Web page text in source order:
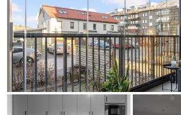
ekonomisk plan
Årsredovisning 2025